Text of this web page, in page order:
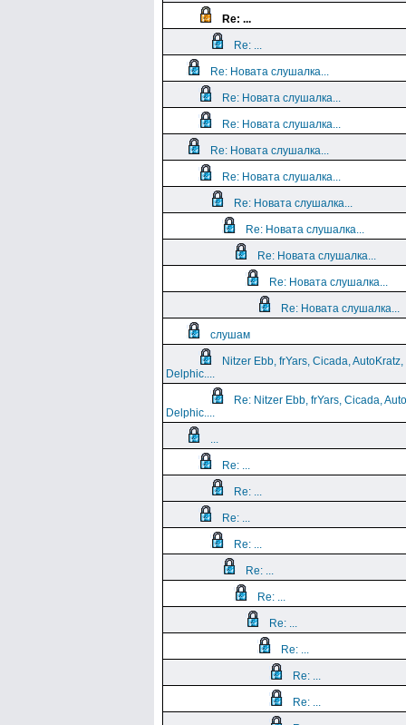
Re: ...
Re: ...
Re: Новата слушалка...
Re: Новата слушалка...
Re: Новата слушалка...
Re: Новата слушалка...
Re: Новата слушалка...
Re: Новата слушалка...
Re: Новата слушалка...
Re: Новата слушалка...
Re: Новата слушалка...
Re: Новата слушалка...
слушам
Nitzer Ebb, frYars, Cicada, AutoKratz,
Delphic....
Re: Nitzer Ebb, frYars, Cicada,
Delphic....
...
Re: ...
Re: ...
Re: ...
Re: ...
Re: ...
Re: ...
Re: ...
Re: ...
Re: ...
Re: ...